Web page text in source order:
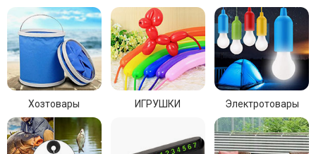
Хозтовары ИГРУШКИ Электротовары